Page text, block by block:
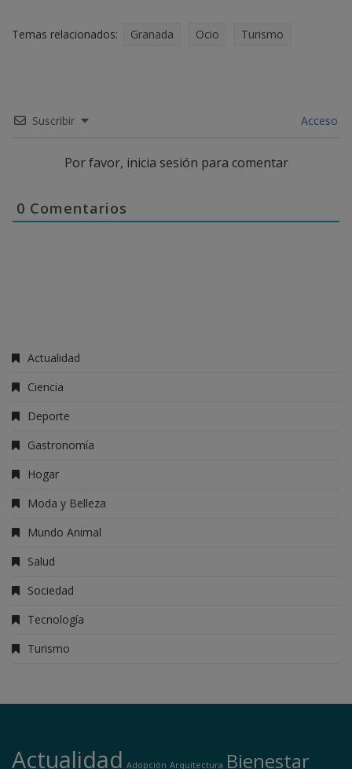
Temas relacionados: Granada Ocio Turismo
Suscribir Acceso
Por favor, inicia sesión para comentar
0 Comentarios
Actualidad
Ciencia
Deporte
Gastronomía
Hogar
Moda y Belleza
Mundo Animal
Salud
Sociedad
Tecnología
Turismo
Actualidad Adopción Arquitectura Bienestar